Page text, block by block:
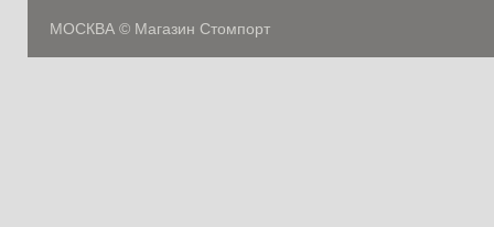
МОСКВА © Магазин Стомпорт